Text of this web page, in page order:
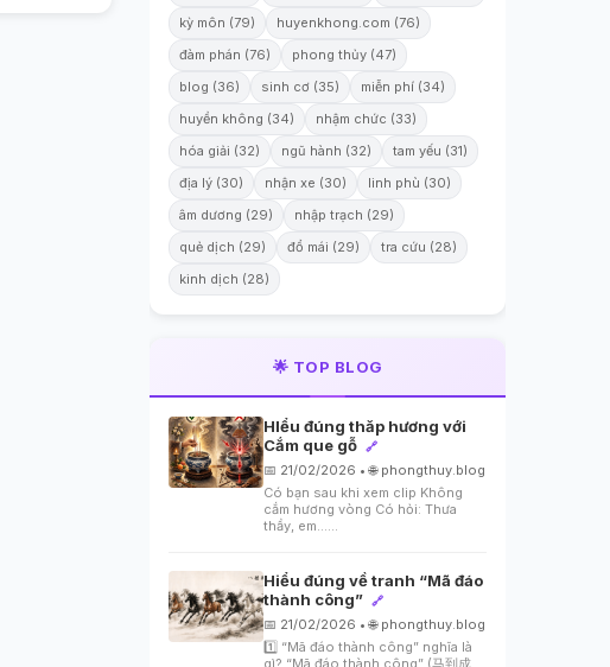
kỳ môn (79)
huyenkhong.com (76)
đàm phán (76)
phong thủy (47)
blog (36)
sinh cơ (35)
miễn phí (34)
huyền không (34)
nhậm chức (33)
hóa giải (32)
ngũ hành (32)
tam yếu (31)
địa lý (30)
nhận xe (30)
linh phù (30)
âm dương (29)
nhập trạch (29)
quẻ dịch (29)
đổ mái (29)
tra cứu (28)
kinh dịch (28)
🌟 TOP BLOG
HIểu đúng thăp hương với
Cắm que gỗ 🔗
📅 21/02/2026 • 🌐 phongthuy.blog
Có bạn sau khi xem clip Không
cắm hương vòng Có hỏi: Thưa
thầy, em…...
Hiểu đúng về tranh “Mã đáo
thành công” 🔗
📅 21/02/2026 • 🌐 phongthuy.blog
1️⃣ “Mã đáo thành công” nghĩa là
gì? “Mã đáo thành công” (马到成